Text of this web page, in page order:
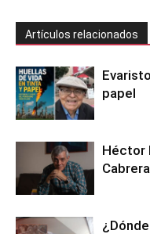
Artículos relacionados
papel
Héctor
Cabrera